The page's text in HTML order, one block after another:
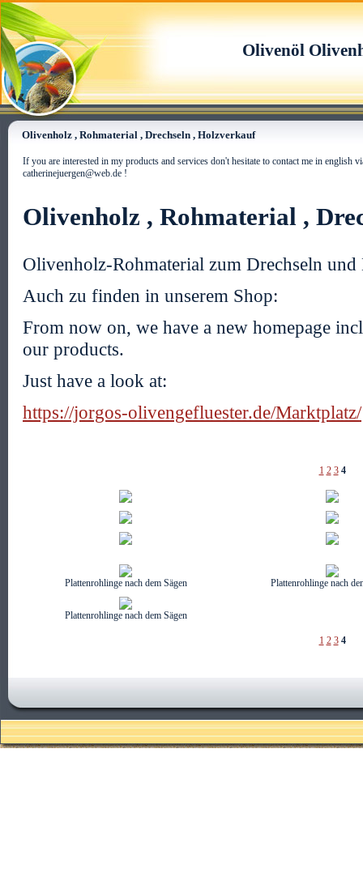
Olivenöl
Olivenholz , Rohmaterial , Drechseln , Holzverkauf
If you are interested in my products and services don't hesitate to contact me in english
catherinejuergen@web.de !
Olivenholz , Rohmaterial ,
Olivenholz-Rohmaterial zum Drechseln
Auch zu finden in unserem Shop:
From now on, we have a new homepage
our products.
Just have a look at:
https://jorgos-olivengefluester.de/Marktplatz/
1 2 3 4
Plattenrohlinge nach dem Sägen Plattenrohlinge nach
Plattenrohlinge nach dem Sägen
1 2 3 4